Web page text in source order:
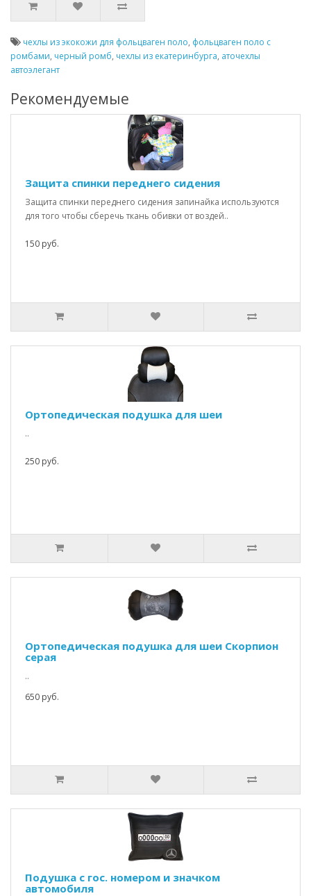
чехлы из экокожи для фольцваген поло, фольцваген поло с
ромбами, черный ромб, чехлы из екатеринбурга, аточехлы
автоэлегант
Рекомендуемые
Защита спинки переднего сидения
Защита спинки переднего сидения запинайка используются
для того чтобы сберечь ткань обивки от воздей..
150 руб.
Ортопедическая подушка для шеи
..
250 руб.
Ортопедическая подушка для шеи Скорпион
серая
..
650 руб.
Подушка с гос. номером и значком
автомобиля